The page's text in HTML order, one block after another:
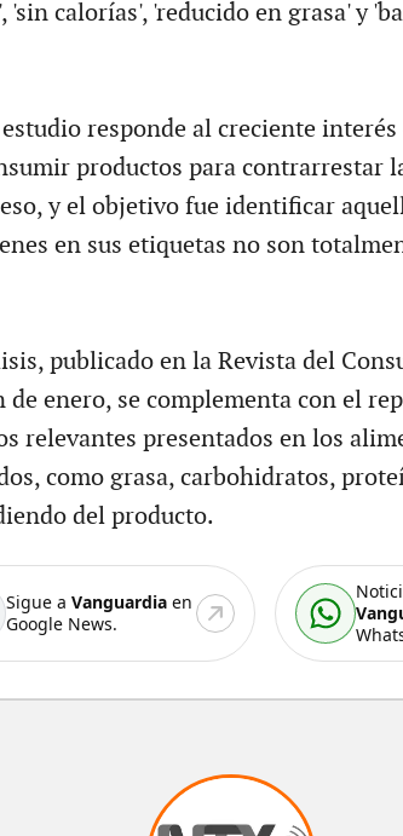
'sin calorías', 'reducido en grasa' y
responde al creciente
productos para contrarrestar
y el objetivo fue identificar
en sus etiquetas no son
publicado en la Revista del
de enero, se complementa con el
relevantes presentados en los
como grasa, carbohidratos,
del producto.
Sigue a Vanguardiaen
Google News.